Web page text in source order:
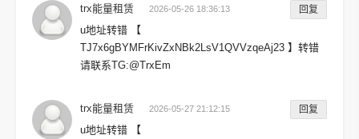
trx能量租赁 2026-05-26 18:36:13 回复
u地址转错 【
TJ7x6gBYMFrKivZxNBk2LsV1QVVzqeAj23 】转错
请联系TG:@TrxEm
trx能量租赁 2026-05-27 21:12:15 回复
u地址转错 【